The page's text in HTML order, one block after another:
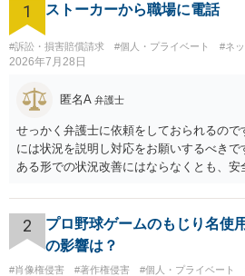
1 ストーカーから職場に電話
#訴訟・損害賠償請求 #個人・プライベート #ネ
2026年7月28日
匿名A 弁護士
せっかく弁護士に依頼をしておられるの
には状況を説明し対応をお願いするべき
ある形での状況改善にはならなくとも、
2
プロ野球ゲームのもじり名使
の影響は？
#肖像権侵害 #著作権侵害 #個人・プライベート